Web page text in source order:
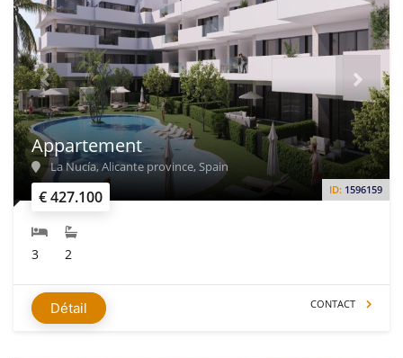
€ 427.100 ID: 1596159
Appartement
La Nucía, Alicante province, Spain
3 2
Détail CONTACT